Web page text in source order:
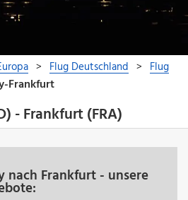
- Frankfurt (FRA)
nach Frankfurt - unsere